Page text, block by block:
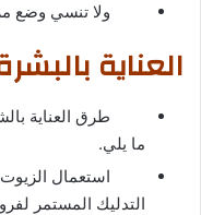
ولا تنسي وضع
العناية
طرق العناية
ما يلي.
استعمال
التدليك المستمر